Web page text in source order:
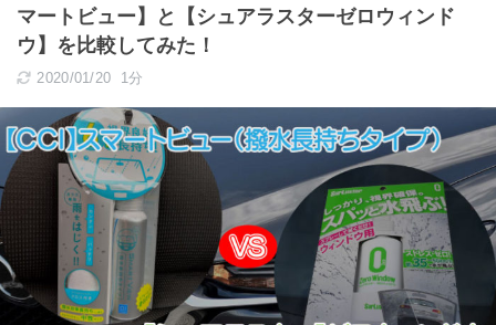
マートビュー】と【シュアラスターゼロウィンド
ウ】を比較してみた！
2020/01/20 1分